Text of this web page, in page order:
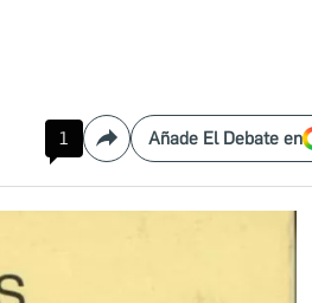
1 CompartirAñade El Debate en